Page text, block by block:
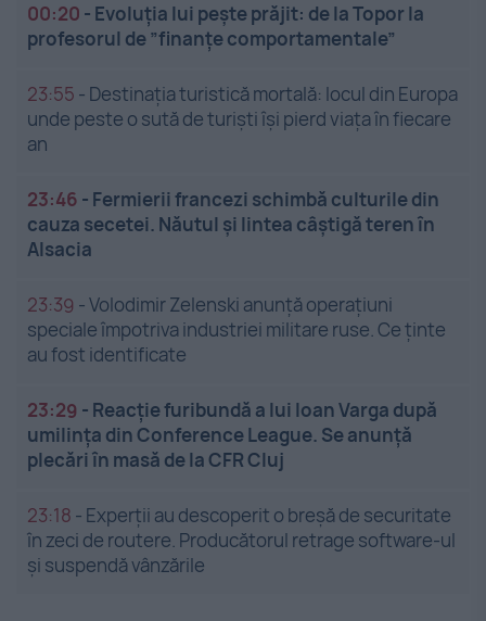
00:20 - Evoluția lui pește prăjit: de la Topor la
profesorul de ”finanțe comportamentale”
23:55 - Destinația turistică mortală: locul din Europa
unde peste o sută de turiști își pierd viața în fiecare
an
23:46 - Fermierii francezi schimbă culturile din
cauza secetei. Năutul și lintea câștigă teren în
Alsacia
23:39 -Volodimir Zelenski anunță operațiuni
speciale împotriva industriei militare ruse. Ce ținte
au fost identificate
23:29 - Reacție furibundă a lui Ioan Varga după
umilința din Conference League. Se anunță
plecări în masă de la CFR Cluj
23:18 - Experții au descoperit o breșă de securitate
în zeci de routere. Producătorul retrage software-ul
și suspendă vânzările